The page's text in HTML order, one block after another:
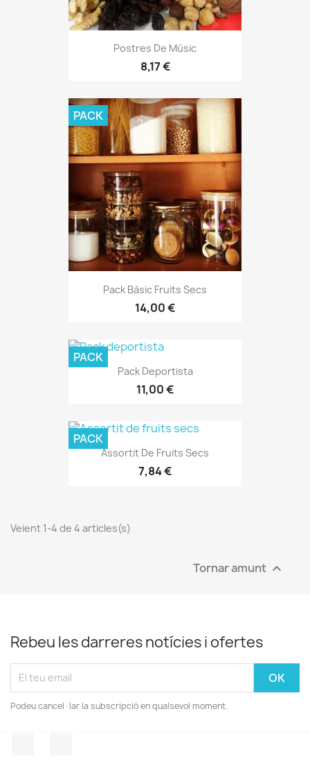
Postres De Músic
8,17 €
Pack Bàsic Fruits Secs
14,00 €
PACK
Pack Deportista
11,00 €
PACK
Assortit De Fruits Secs
7,84 €
PACK
Veient 1-4 de 4 articles(s)
Tornar amunt 
Rebeu les darreres notícies i ofertes
Podeu cancel·lar la subscripció en qualsevol moment.